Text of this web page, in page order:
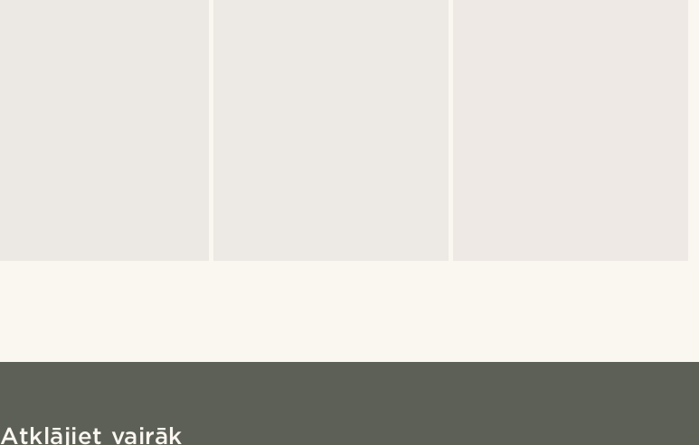
Atklājiet vairāk